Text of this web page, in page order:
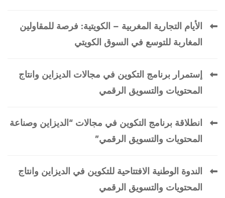
الأيام التجارية المغربية – الكويتية: فرصة للمقاولين
المغاربة للتوسع في السوق الكويتي
إستمرار برنامج التكوين في مجالات الديزاين وانتاج
المحتويات والتسويق الرقمي
انطلاقة برنامج التكوين في مجالات “الديزاين وصناعة
المحتويات والتسويق الرقمي”
الندوة الوطنية الافتتاحية للتكوين في الديزاين وانتاج
المحتويات والتسويق الرقمي